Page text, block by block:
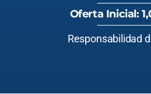
Oferta Inicial:
Responsabilidad